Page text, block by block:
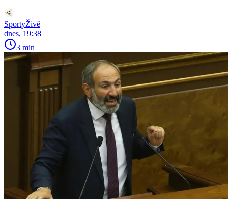
SportyŽivě
dnes, 19:38
3 min